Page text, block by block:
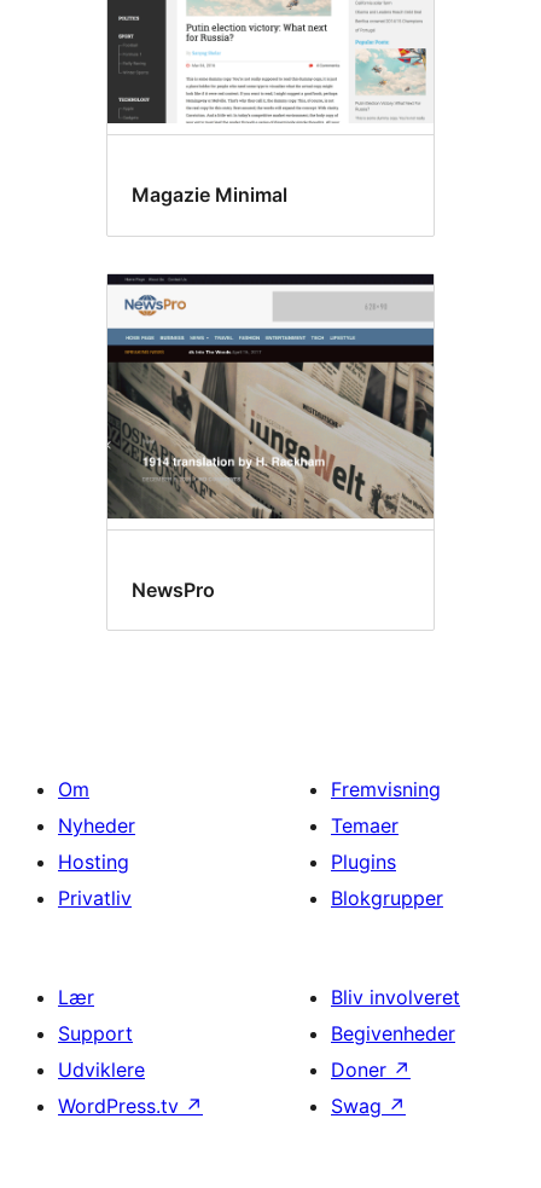
Magazie Minimal
NewsPro
Om
Nyheder
Hosting
Privatliv
Fremvisning
Temaer
Plugins
Blokgrupper
Lær
Support
Udviklere
WordPress.tv ↗
Bliv involveret
Begivenheder
Doner ↗
Swag ↗